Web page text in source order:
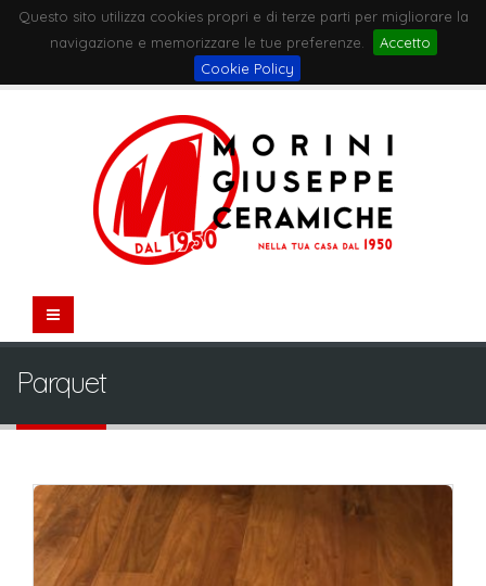
Questo sito utilizza cookies propri e di terze parti per migliorare la
navigazione e memorizzare le tue preferenze.
Accetto
Cookie Policy
Parquet